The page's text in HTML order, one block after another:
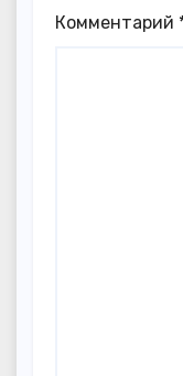
Комментарий